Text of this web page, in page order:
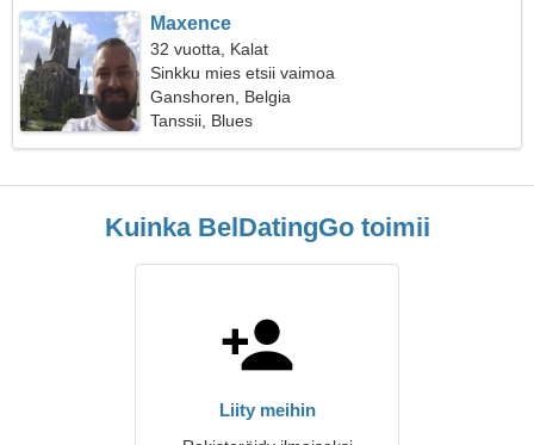
Maxence
32 vuotta, Kalat
Sinkku mies etsii vaimoa
Ganshoren, Belgia
Tanssii, Blues
Kuinka BelDatingGo toimii
Liity meihin